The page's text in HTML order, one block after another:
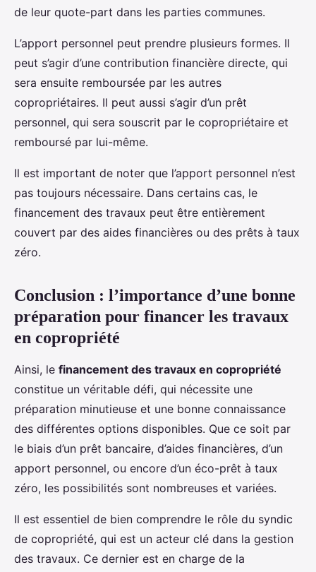
de leur quote-part dans les parties communes.
L’apport personnel peut prendre plusieurs formes. Il
peut s’agir d’une contribution financière directe, qui
sera ensuite remboursée par les autres
copropriétaires. Il peut aussi s’agir d’un prêt
personnel, qui sera souscrit par le copropriétaire et
remboursé par lui-même.
Il est important de noter que l’apport personnel n’est
pas toujours nécessaire. Dans certains cas, le
financement des travaux peut être entièrement
couvert par des aides financières ou des prêts à taux
zéro.
Conclusion : l’importance d’une bonne
préparation pour financer les travaux
en copropriété
Ainsi, le financement des travaux en copropriété
constitue un véritable défi, qui nécessite une
préparation minutieuse et une bonne connaissance
des différentes options disponibles. Que ce soit par
le biais d’un prêt bancaire, d’aides financières, d’un
apport personnel, ou encore d’un éco-prêt à taux
zéro, les possibilités sont nombreuses et variées.
Il est essentiel de bien comprendre le rôle du syndic
de copropriété, qui est un acteur clé dans la gestion
des travaux. Ce dernier est en charge de la